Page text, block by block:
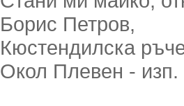
Борис Петров,
Кюстендилска
Окол Плевен -